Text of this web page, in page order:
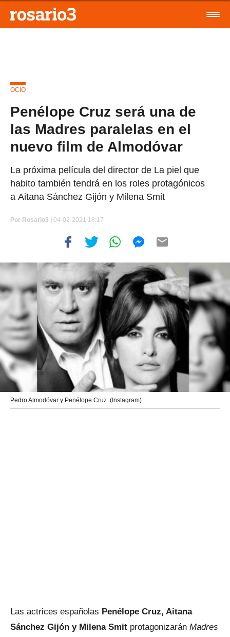
OCIO
Penélope Cruz será una de
las Madres paralelas en el
nuevo film de Almodóvar
La próxima película del director de La piel que
habito también tendrá en los roles protagónicos
a Aitana Sánchez Gijón y Milena Smit
Por Rosario3 | 04-02-2021 18:17
Pedro Almodóvar y Penélope Cruz. (Instagram)
Las actrices españolas Penélope Cruz, Aitana
Sánchez Gijón y Milena Smit protagonizarán Madres